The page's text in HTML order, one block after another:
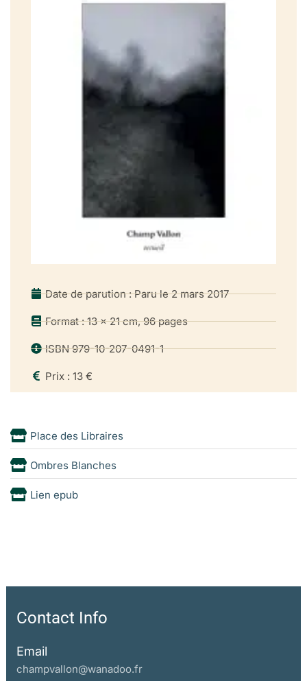
Date de parution : Paru le 2 mars 2017
Format : 13 x 21 cm, 96 pages
ISBN 979-10-207-0491-1
Prix : 13 €
Place des Libraires
Ombres Blanches
Lien epub
Contact Info
Email
champvallon@wanadoo.fr